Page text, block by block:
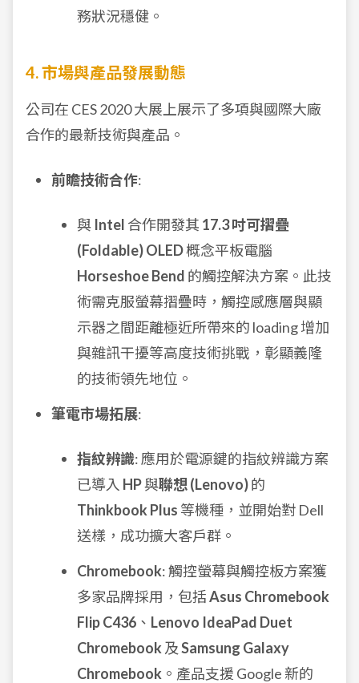
務狀況穩健。
4. 市場與產品發展動態
公司在 CES 2020 大展上展示了多項與國際大廠
合作的最新技術與產品。
前瞻技術合作:
與 Intel 合作開發其 17.3 吋可摺疊
(Foldable) OLED概念平板電腦
Horseshoe Bend 的觸控解決方案。此技
術需克服螢幕摺疊時，觸控感應層與顯
示器之間距離極近所帶來的 loading 增加
與雜訊干擾等高度技術挑戰，彰顯義隆
的技術領先地位。
筆電市場拓展:
指紋辨識: 應用於電源鍵的指紋辨識方案
已導入 HP與聯想 (Lenovo)的
Thinkbook Plus 等機種，並開始對 Dell
送樣，成功擴大客戶群。
Chromebook: 觸控螢幕與觸控板方案獲
多家品牌採用，包括Asus Chromebook
Flip C436 、 Lenovo IdeaPad Duet
Chromebook 及Samsung Galaxy
Chromebook 。產品支援 Google 新的